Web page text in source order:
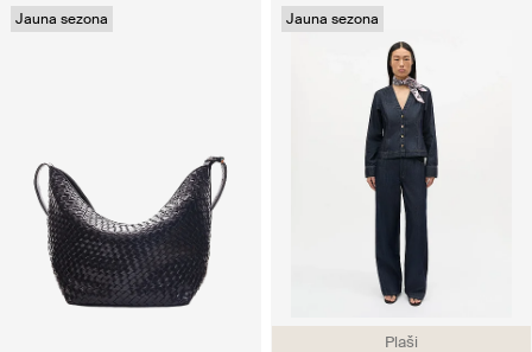
Jauna sezona
Plaši
Jauna sezona